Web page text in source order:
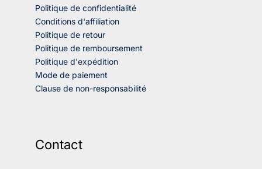
Politique de confidentialité
Conditions d'affiliation
Politique de retour
Politique de remboursement
Politique d'expédition
Mode de paiement
Clause de non-responsabilité
Contact